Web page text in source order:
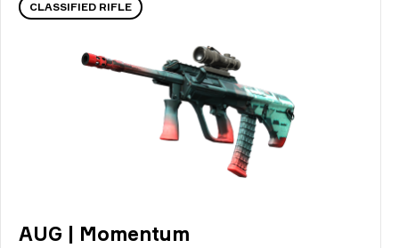
CLASSIFIED RIFLE
AUG | Momentum